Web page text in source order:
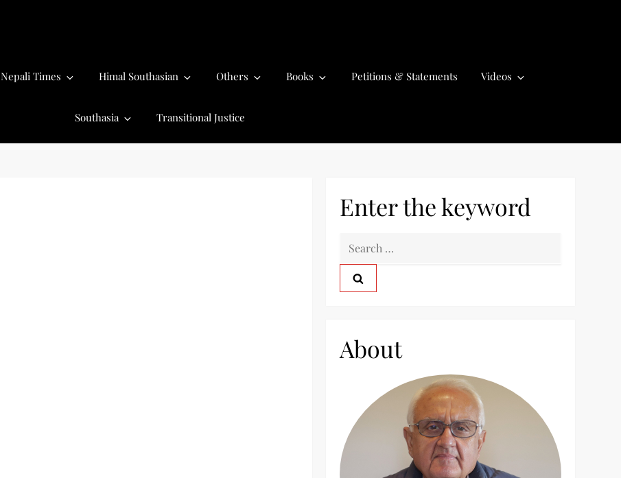
Nepali Times Himal Southasian Others Books Petitions & Statements Videos
Southasia Transitional Justice
Enter the keyword
fAbout